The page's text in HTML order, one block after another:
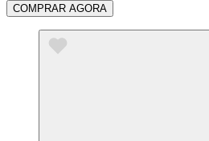
COMPRAR AGORA